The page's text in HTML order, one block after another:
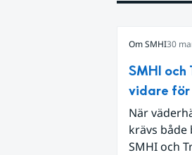
Om SMHI30
SMHI
vidare
När
krävs
SMHI och